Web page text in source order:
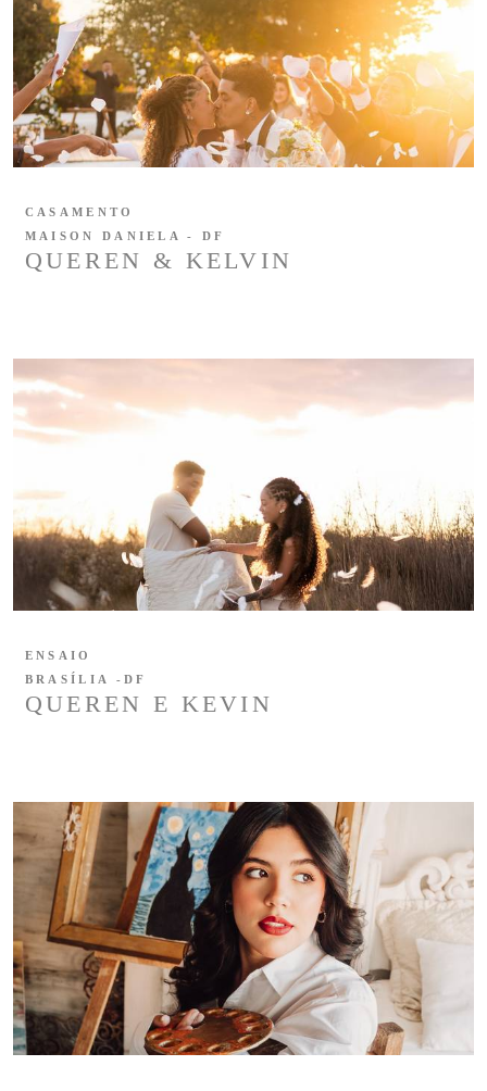
QUEREN & KELVIN
CASAMENTO
MAISON DANIELA - DF
QUEREN E KEVIN
ENSAIO
BRASÍLIA -DF